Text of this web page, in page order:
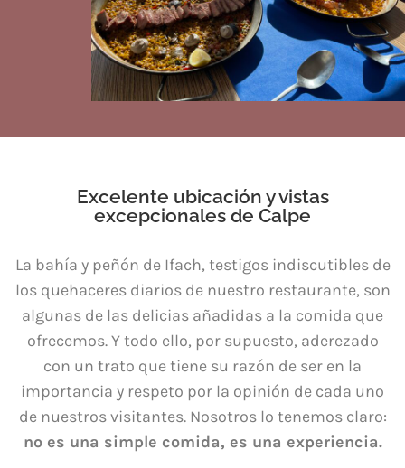
Excelente ubicación y vistas
excepcionales de Calpe
La bahía y peñón de Ifach, testigos indiscutibles de
los quehaceres diarios de nuestro restaurante, son
algunas de las delicias añadidas a la comida que
ofrecemos. Y todo ello, por supuesto, aderezado
con un trato que tiene su razón de ser en la
importancia y respeto por la opinión de cada uno
de nuestros visitantes. Nosotros lo tenemos claro:
no es una simple comida, es una experiencia.